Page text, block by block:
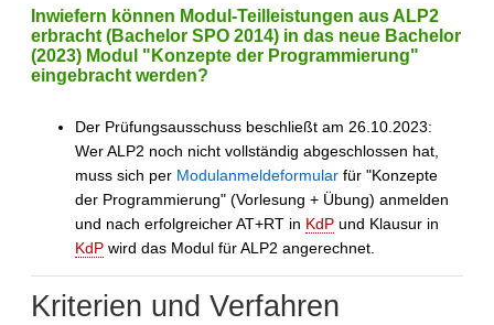
Inwiefern können Modul-Teilleistungen aus ALP2
erbracht (Bachelor SPO 2014) in das neue Bachelor
(2023) Modul "Konzepte der Programmierung"
eingebracht werden?
Der Prüfungsausschuss beschließt am 26.10.2023:
Wer ALP2 noch nicht vollständig abgeschlossen hat,
muss sich per Modulanmeldeformular für "Konzepte
der Programmierung" (Vorlesung + Übung) anmelden
und nach erfolgreicher AT+RT in KdP und Klausur in
KdP wird das Modul für ALP2 angerechnet.
Kriterien und Verfahren